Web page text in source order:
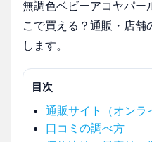
無調色ベビーアコヤパー
こで買える？通販・店
します。
目次
通販サイト（オンラ
口コミの調べ方